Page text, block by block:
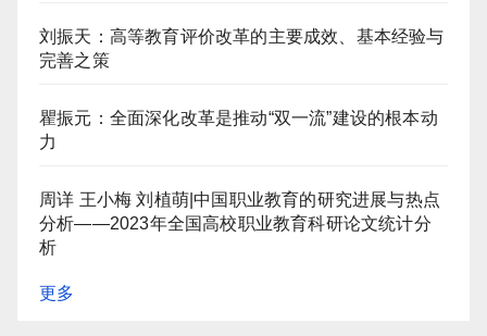
刘振天：高等教育评价改革的主要成效、基本经验与
完善之策
瞿振元：全面深化改革是推动“双一流”建设的根本动
力
周详 王小梅 刘植萌|中国职业教育的研究进展与热点
分析——2023年全国高校职业教育科研论文统计分
析
更多